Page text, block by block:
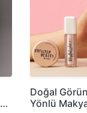
Doğal
Yönlü